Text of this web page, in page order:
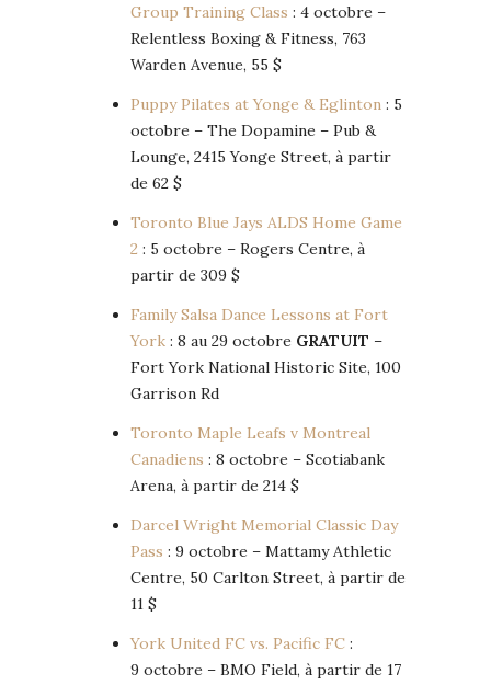
Group Training Class : 4 octobre –
Relentless Boxing & Fitness, 763
Warden Avenue, 55 $
Puppy Pilates at Yonge & Eglinton : 5
octobre – The Dopamine – Pub &
Lounge, 2415 Yonge Street, à partir
de 62 $
Toronto Blue Jays ALDS Home Game
2 : 5 octobre – Rogers Centre, à
partir de 309 $
Family Salsa Dance Lessons at Fort
York : 8 au 29 octobre GRATUIT –
Fort York National Historic Site, 100
Garrison Rd
Toronto Maple Leafs v Montreal
Canadiens : 8 octobre – Scotiabank
Arena, à partir de 214 $
Darcel Wright Memorial Classic Day
Pass : 9 octobre – Mattamy Athletic
Centre, 50 Carlton Street, à partir de
11 $
York United FC vs. Pacific FC :
9 octobre – BMO Field, à partir de 17